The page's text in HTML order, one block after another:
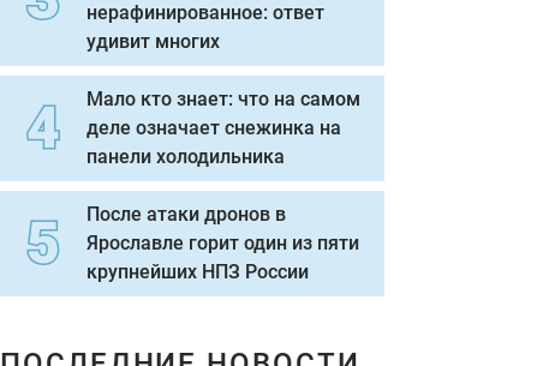
нерафинированное: ответ
удивит многих
Мало кто знает: что на самом
деле означает снежинка на
панели холодильника
После атаки дронов в
Ярославле горит один из пяти
крупнейших НПЗ России